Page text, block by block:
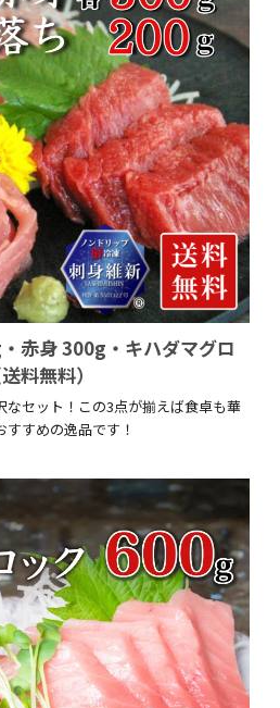
赤身 300g・キハダマグロ
料無料）
セット！この3点が揃えば食卓も華
すめの逸品です！